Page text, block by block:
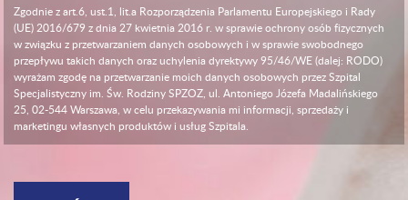
Zgodnie z art.6, ust.1, lit.a Rozporządzenia Parlamentu Europejskiego i Rady
(UE) 2016/679 z dnia 27 kwietnia 2016 r. w sprawie ochrony osób fizycznych
w związku z przetwarzaniem danych osobowych i w sprawie swobodnego
przepływu takich danych oraz uchylenia dyrektywy 95/46/WE (dalej: RODO)
wyrażam zgodę na przetwarzanie moich danych osobowych przez Szpital
Specjalistyczny im. Św. Rodziny SPZOZ, ul. Antoniego Józefa Madalińskiego
25, 02-544 Warszawa, w celu przekazywania mi informacji, sprzedaży i
marketingu własnych produktów i usług Szpitala.